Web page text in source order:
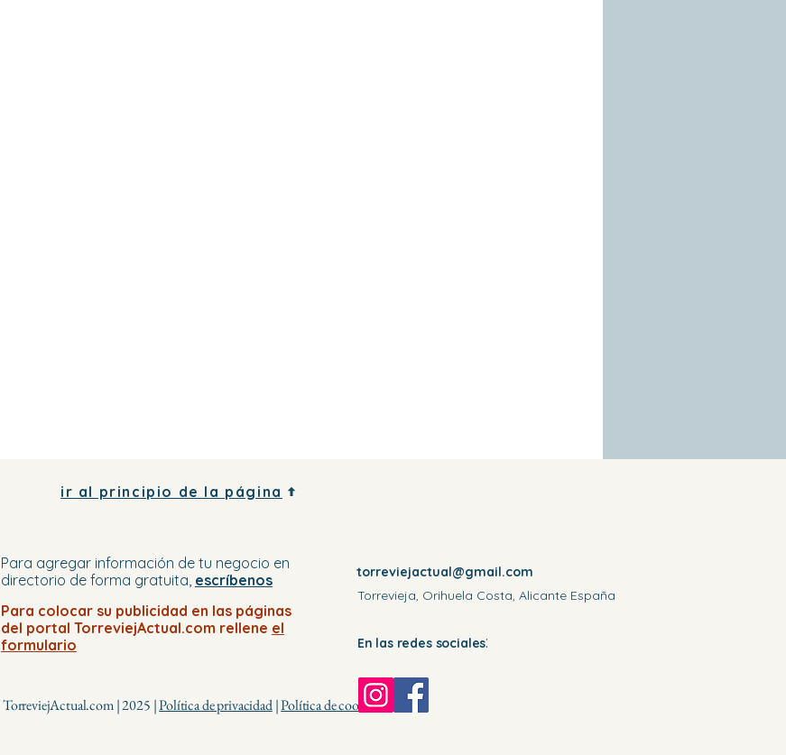
ir al principio de la página
Para agregar información de tu negocio en
directorio de forma gratuita, escríbenos
Para colocar su publicidad en las páginas
del portal TorreviejActual.com rellene el
formulario
TorreviejActual.com | 2025 |Política de privacidad|Política de cookies
torreviejactual@gmail.com
Torrevieja, Orihuela Costa, Alicante España
En las redes sociales: